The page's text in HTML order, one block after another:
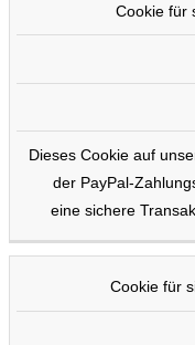
Cookie für
Dieses Cookie auf
der PayPal-
eine sichere
Cookie für